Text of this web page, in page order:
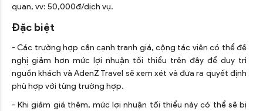
quan, vv: 50,000đ/dịch vụ.
Đặc biệt
- Các trường hợp cần cạnh tranh giá, cộng tác viên có thể đề
nghị giảm hơn mức lợi nhuận tối thiểu trên đây để duy trì
nguồn khách và AdenZ Travel sẽ xem xét và đưa ra quyết định
phù hợp với từng trường hợp.
- Khi giảm giá thêm, mức lợi nhuận tối thiểu này có thể sẽ bị